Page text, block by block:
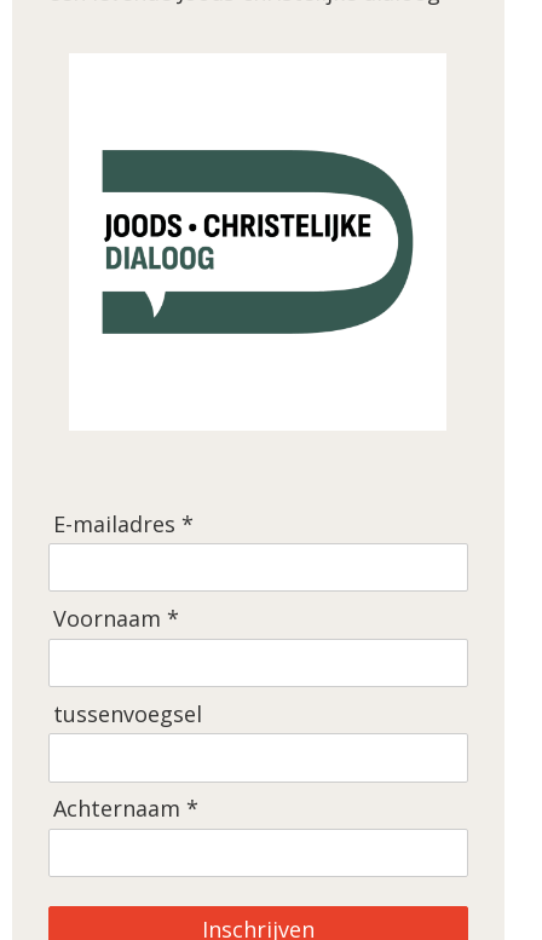
E-mailadres *
Voornaam *
tussenvoegsel
Achternaam *
Inschrijven